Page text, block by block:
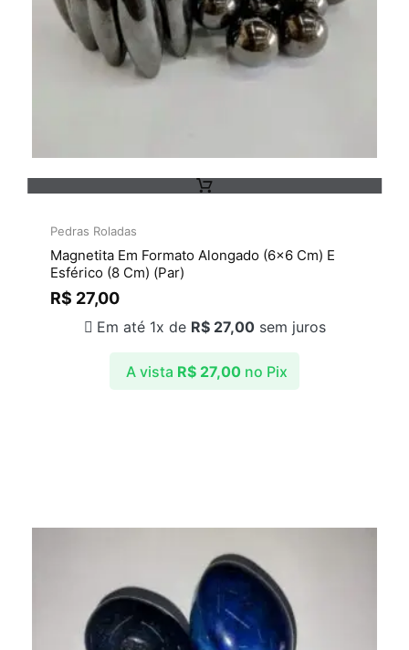
Pedras Roladas
Magnetita Em Formato Alongado (6×6 Cm) E
Esférico (8 Cm) (Par)
R$ 27,00
A vista R$27,00 no Pix
Em até 1x de R$27,00sem juros